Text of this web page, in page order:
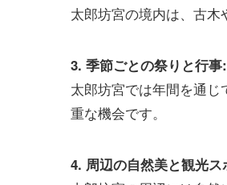
太郎坊宮の境内は、古木
3. 季節ごとの祭りと行事:
太郎坊宮では年間を通
重な機会です。
4. 周辺の自然美と観光ス